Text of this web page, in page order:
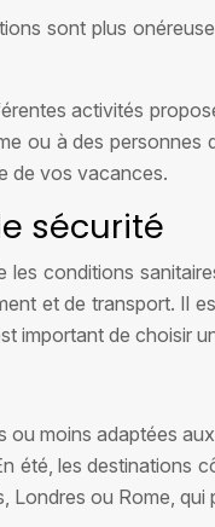
sont plus
activités
ou à des
de vos vacances.
sécurité
conditions
et de transport. Il
important de choisir
moins adaptées
été, les
ou Rome,